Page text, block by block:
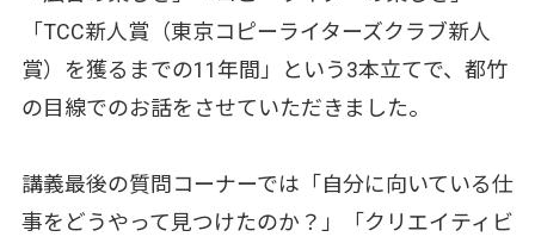
「TCC新人賞（東京コピーライターズクラブ新人
賞）を獲るまでの11年間」という3本立てで、都竹
の目線でのお話をさせていただきました。
講義最後の質問コーナーでは「自分に向いている仕
事をどうやって見つけたのか？」「クリエイティビ